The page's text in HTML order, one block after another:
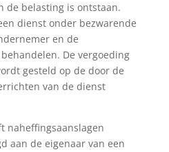
de belasting is ontstaan.
dienst onder bezwarende
en de
De vergoeding
gesteld op de door de
van de dienst
naheffingsaanslagen
aan de eigenaar van een